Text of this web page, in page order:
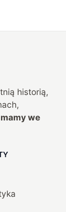
historią,
we